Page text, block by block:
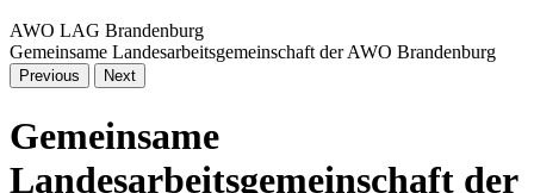
AWO LAG Brandenburg
Gemeinsame Landesarbeitsgemeinschaft der AWO Brandenburg
Previous Next
Gemeinsame
Landesarbeitsgemeinschaft der